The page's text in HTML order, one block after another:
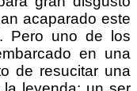
acaparado este
Pero uno de los
en una
de resucitar una